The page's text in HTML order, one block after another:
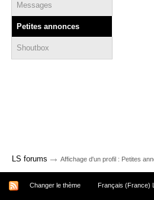
Messages
Petites annonces
Shoutbox
LS forums → Affichage d'un profil : Petites
Changer le thème Français (France)